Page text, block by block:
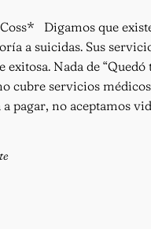
Digamos que
a suicidas. Sus
Nada de “Quedó
cubre servicios
pagar, no aceptamos